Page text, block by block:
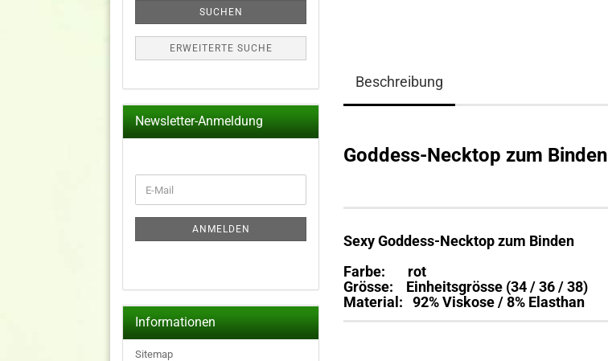
Beschreibung
Goddess-Necktop zum Binden
Sexy Goddess-Necktop zum Binden
Farbe: rot
Grösse: Einheitsgrösse (34 / 36 / 38)
Material: 92% Viskose / 8% Elasthan
SUCHEN
ERWEITERTE SUCHE
Newsletter-Anmeldung
ZUR
ANMELDUNG
E-
Mail
ANMELDEN
Informationen
Sitemap